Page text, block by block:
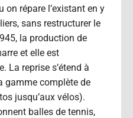
on répare l’existant en y
sans restructurer le
la production de
et elle est
La reprise s’étend à
gamme complète de
jusqu’aux vélos).
balles de tennis,